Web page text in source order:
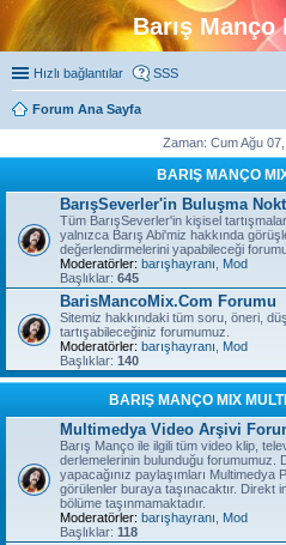
Barış
Hızlı bağlantılar SSS
Forum Ana Sayfa
Zaman: Cum Ağu
BARIŞ MANÇO
BarışSeverler'in Buluşma
Tüm BarışSeverler'in kişisel
yalnızca Barış Abi'miz hakkında
değerlendirmelerini yapabileceği
Moderatörler: barışhayranı
Mod
Başlıklar: 645
BarisMancoMix.Com Forumu
Sitemiz hakkındaki tüm soru, öneri,
tartışabileceğiniz forumumuz.
Moderatörler: barışhayranı
Mod
Başlıklar: 140
BARIŞ MANÇO MIX
Multimedya Video Arşivi
Barış Manço ile ilgili tüm video klip,
derlemelerinin bulunduğu forumumuz.
yapacağınız paylaşımları Multimedya
görülenler buraya taşınacaktır. Direkt
bölüme taşınmamaktadır.
Moderatörler: barışhayranı
Mod
Başlıklar: 118